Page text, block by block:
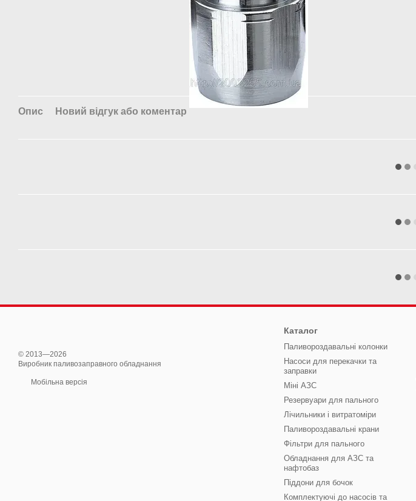
Опис Новий відгук або коментар
© 2013—2026
Виробник паливозаправного обладнання
Мобільна версія
Каталог
Паливороздавальні колонки
Насоси для перекачки та
заправки
Міні АЗС
Резервуари для пального
Лічильники і витратоміри
Паливороздавальні крани
Фільтри для пального
Обладнання для АЗС та
нафтобаз
Піддони для бочок
Комплектуючі до насосів та